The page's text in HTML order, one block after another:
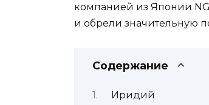
компанией из Японии
и обрели значительную
Содержание
Иридий